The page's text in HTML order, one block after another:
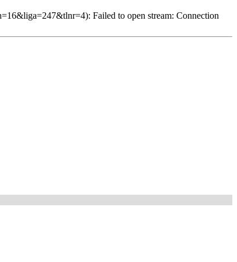
Failed to open stream: Connection